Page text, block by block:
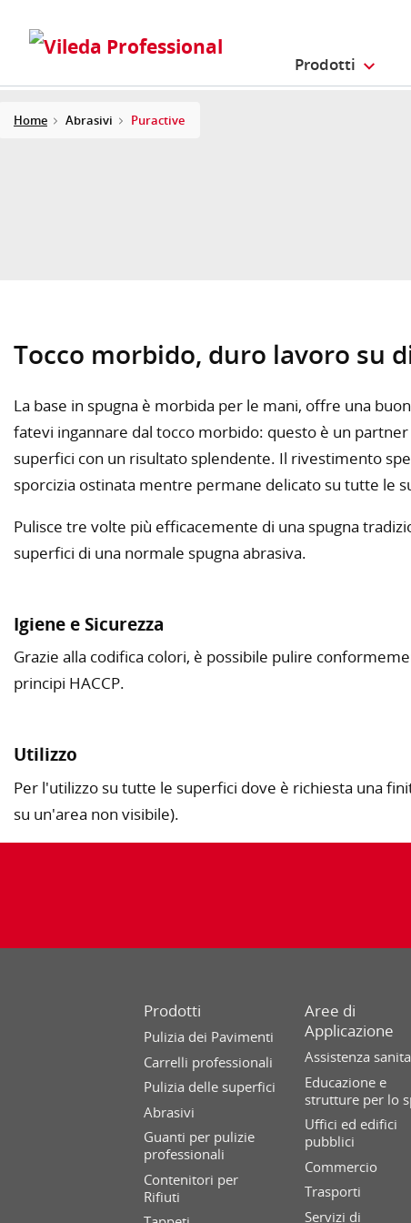
Prodotti
Home Abrasivi Puractive
Tocco morbido, duro lavoro su
La base in spugna è morbida per le mani, offre una
fatevi ingannare dal tocco morbido: questo è un
superfici con un risultato splendente. Il rivestimento
sporcizia ostinata mentre permane delicato su tutte le
Pulisce tre volte più efficacemente di una spugna
superfici di una normale spugna abrasiva.
Igiene e Sicurezza
Grazie alla codifica colori, è possibile pulire
principi HACCP.
Utilizzo
Per l'utilizzo su tutte le superfici dove è richiesta una
su un'area non visibile).
Prodotti
Pulizia dei Pavimenti
Carrelli professionali
Pulizia delle superfici
Abrasivi
Guanti per pulizie
professionali
Contenitori per
Rifiuti
Aree di
Applicazione
Assistenza
Educazione e
strutture per lo
Uffici ed edifici
pubblici
Commercio
Trasporti
Servizi di